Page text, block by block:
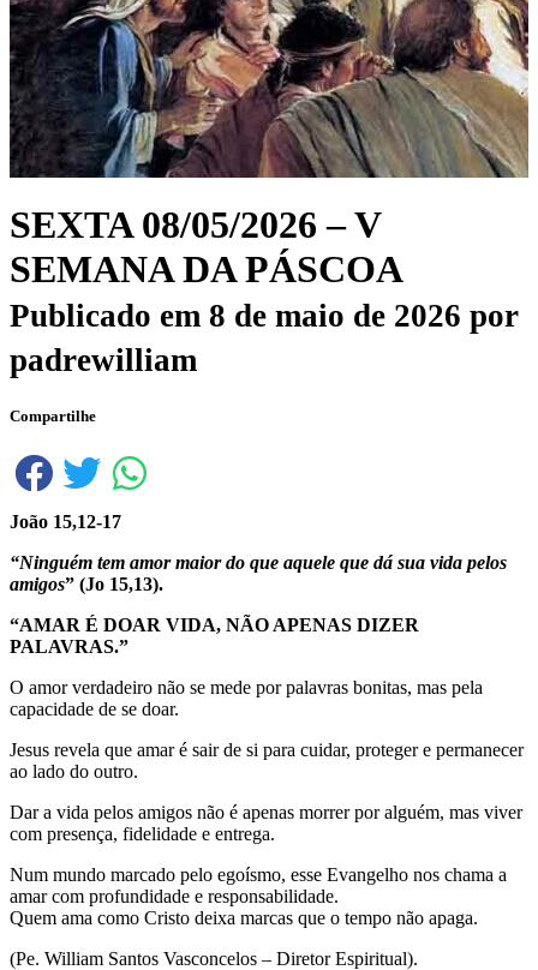
SEXTA 08/05/2026 – V
SEMANA DA PÁSCOA
Publicado em 8 de maio de 2026 por
padrewilliam
Compartilhe
João 15,12-17
“Ninguém tem amor maior do que aquele que dá sua vida pelos
amigos” (Jo 15,13).
“AMAR É DOAR VIDA, NÃO APENAS DIZER
PALAVRAS.”
O amor verdadeiro não se mede por palavras bonitas, mas pela
capacidade de se doar.
Jesus revela que amar é sair de si para cuidar, proteger e permanecer
ao lado do outro.
Dar a vida pelos amigos não é apenas morrer por alguém, mas viver
com presença, fidelidade e entrega.
Num mundo marcado pelo egoísmo, esse Evangelho nos chama a
amar com profundidade e responsabilidade.
Quem ama como Cristo deixa marcas que o tempo não apaga.
(Pe. William Santos Vasconcelos – Diretor Espiritual).